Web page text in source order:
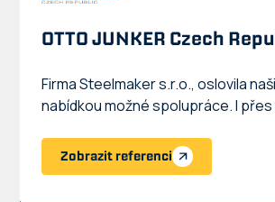
OTTO JUNKER Czech
Firma Steelmaker s.r.o., oslovila
nabídkou možné spolupráce. I
jsme se rozhodly jejich nabízené
vyzkoušet. Na základě
Zobrazit referenci